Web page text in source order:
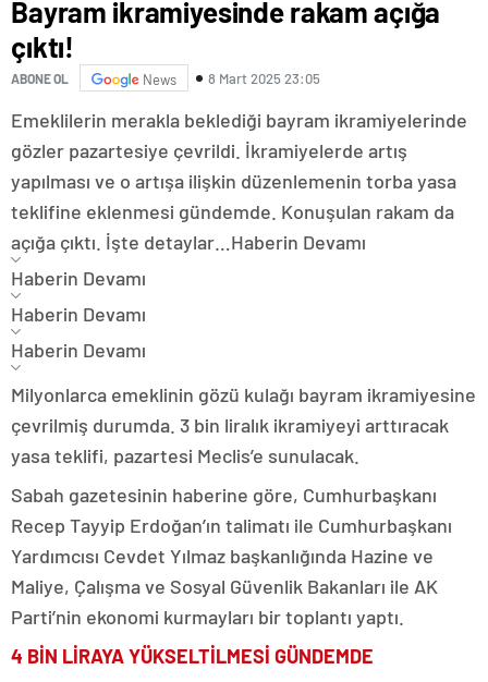
Bayram ikramiyesinde rakam açığa
çıktı!
ABONE OL News 8 Mart 2025 23:05
Emeklilerin merakla beklediği bayram ikramiyelerinde
gözler pazartesiye çevrildi. İkramiyelerde artış
yapılması ve o artışa ilişkin düzenlemenin torba yasa
teklifine eklenmesi gündemde. Konuşulan rakam da
açığa çıktı. İşte detaylar… Haberin Devamı
Haberin Devamı
Haberin Devamı
Haberin Devamı
Milyonlarca emeklinin gözü kulağı bayram ikramiyesine
çevrilmiş durumda. 3 bin liralık ikramiyeyi arttıracak
yasa teklifi, pazartesi Meclis’e sunulacak.
Sabah gazetesinin haberine göre, Cumhurbaşkanı
Recep Tayyip Erdoğan’ın talimatı ile Cumhurbaşkanı
Yardımcısı Cevdet Yılmaz başkanlığında Hazine ve
Maliye, Çalışma ve Sosyal Güvenlik Bakanları ile AK
Parti’nin ekonomi kurmayları bir toplantı yaptı.
4 BİN LİRAYA YÜKSELTİLMESİ GÜNDEMDE